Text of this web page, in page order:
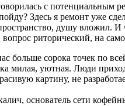
с потенциальным
пойду? Здесь я ремонт уже
душу вложил.
риторический, на
больше сорока точек по
милая, уютная. Люди
картину, не
основатель сети